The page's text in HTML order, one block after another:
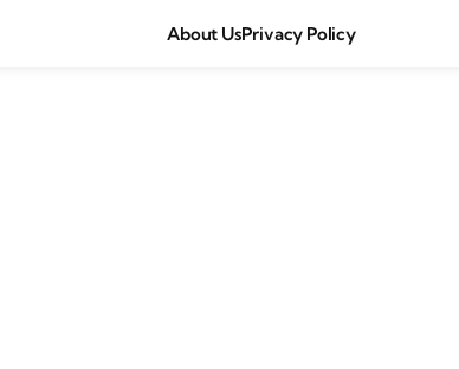
About UsPrivacy Policy